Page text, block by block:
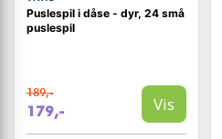
Puslespil i dåse - dyr, 24 små
puslespil
189,-
179,- Vis